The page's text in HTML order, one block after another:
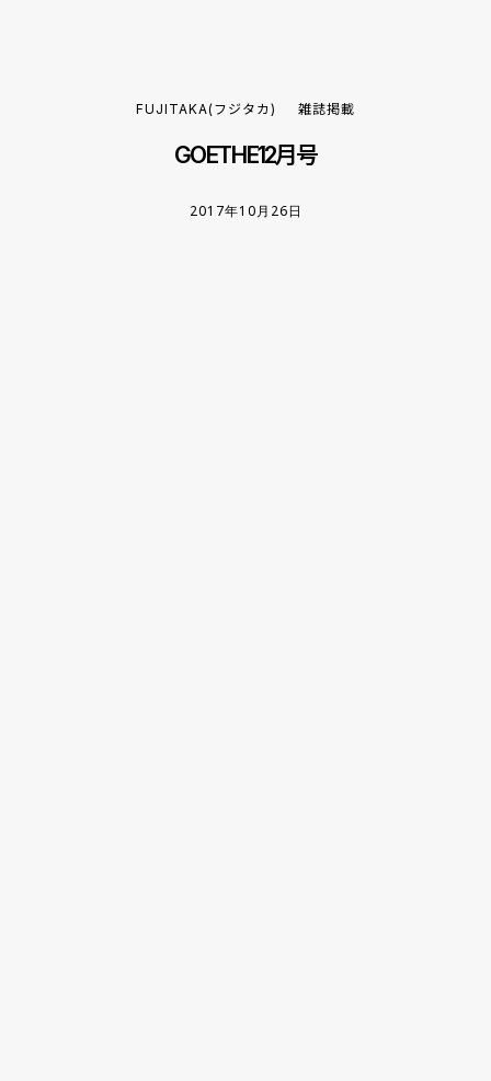
FUJITAKA(フジタカ) 雑誌掲載
GOETHE12月号
2017年10月26日